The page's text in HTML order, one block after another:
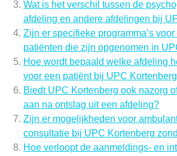
Wat is het verschil tussen de
afdeling en andere afdelingen bij
Zijn er specifieke programma’s
patiënten die zijn opgenomen in
Hoe wordt bepaald welke afdeling
voor een patiënt bij UPC
Biedt UPC Kortenberg ook nazorg
aan na ontslag uit een afdeling?
Zijn er mogelijkheden voor
consultatie bij UPC Kortenberg
Hoe verloopt de aanmeldings- en